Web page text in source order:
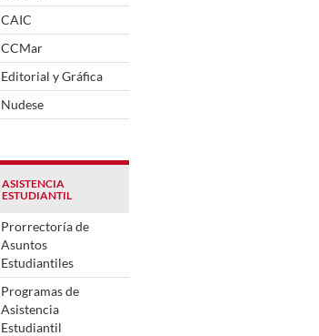
CAIC
CCMar
Editorial y Gráfica
Nudese
ASISTENCIA
ESTUDIANTIL
Prorrectoría de
Asuntos
Estudiantiles
Programas de
Asistencia
Estudiantil